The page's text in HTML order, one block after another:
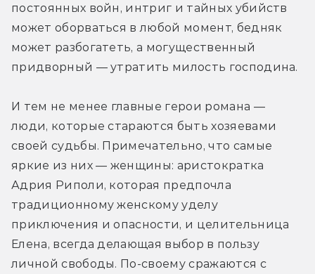
постоянных войн, интриг и тайных убийств
может оборваться в любой момент, бедняк
может разбогатеть, а могущественный
придворный — утратить милость господина.
И тем не менее главные герои романа —
люди, которые стараются быть хозяевами
своей судьбы. Примечательно, что самые
яркие из них — женщины: аристократка
Адрия Риполи, которая предпочла
традиционному женскому уделу
приключения и опасности, и целительница
Елена, всегда делающая выбор в пользу
личной свободы. По-своему сражаются с